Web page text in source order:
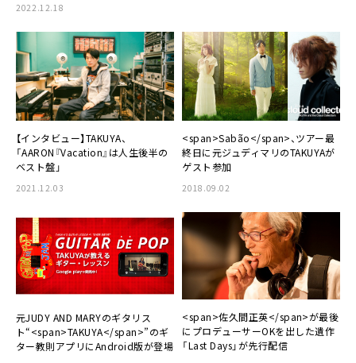
2022.12.18
【インタビュー】TAKUYA、
「AARON『Vacation』は人生後半の
ベスト盤」
2021.12.03
<span>Sabão</span>、ツアー最
終日に元ジュディマリのTAKUYAが
ゲスト参加
2018.09.02
元JUDY AND MARYのギタリス
ト“<span>TAKUYA</span>”のギ
ター教則アプリにAndroid版が登場
<span>佐久間正英</span>が最後
にプロデューサーOKを出した遺作
「Last Days」が先行配信